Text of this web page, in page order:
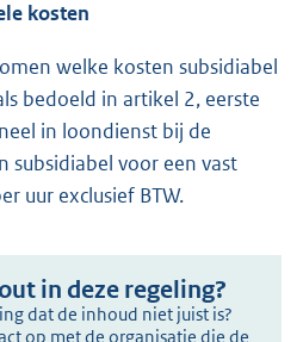
kosten
welke kosten subsidiabel
bedoeld in artikel 2, eerste
in loondienst bij de
subsidiabel voor een vast
uur exclusief BTW.
in deze regeling?
dat de inhoud niet juist is?
op met de organisatie die de